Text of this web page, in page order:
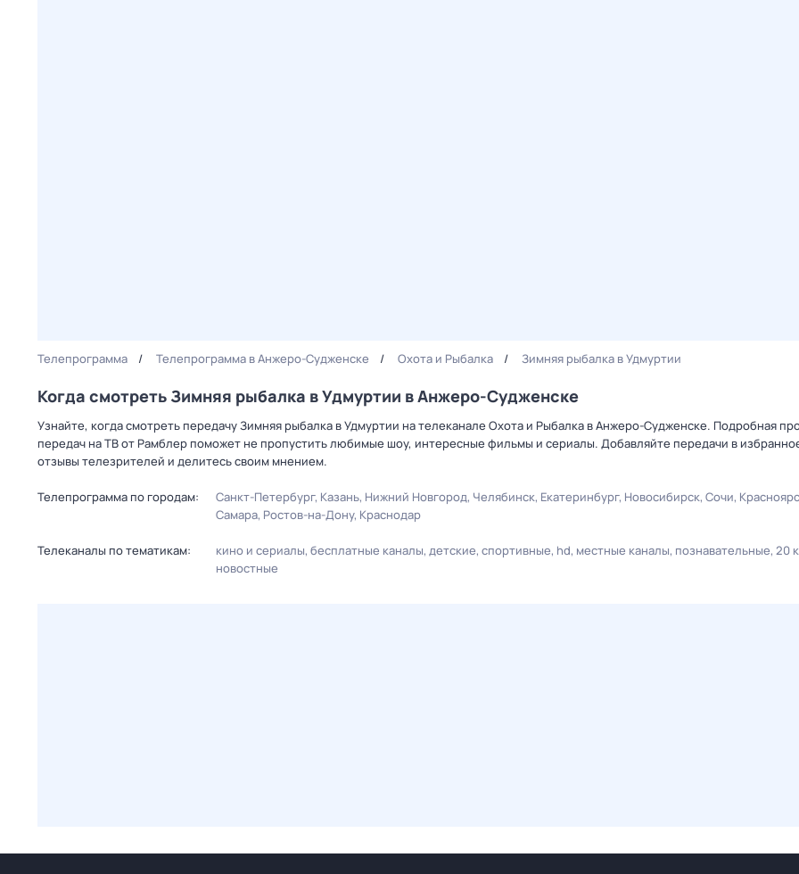
Телепрограмма Телепрограмма в Анжеро-Судженске Охота и Рыбалка Зимняя рыбалка в Удмуртии
Когда смотреть Зимняя рыбалка в Удмуртии в Анжеро-Судженске
Узнайте, когда смотреть передачу Зимняя рыбалка в Удмуртии на телеканале Охота и Рыбалка в Анжеро-Судженске. Подробная
передач на ТВ от Рамблер поможет не пропустить любимые шоу, интересные фильмы и сериалы. Добавляйте передачи в
отзывы телезрителей и делитесь своим мнением.
Телепрограмма по городам: Санкт-Петербург Казань Нижний Новгород Челябинск Екатеринбург Новосибирск Сочи
Самара Ростов-на-Дону Краснодар
Телеканалы по тематикам: кино и сериалы бесплатные каналы детские спортивные hd местные каналы познавательные 20
новостные